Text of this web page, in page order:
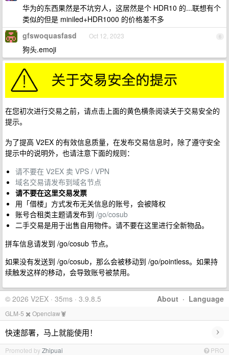
华为的东西果然是不坑穷人，这居然是个 HDR10 的...联想有个
类似的但是 miniled+HDR1000 的价格差不多
6
gfswoquasfasd Oct 12, 2023
狗头.emoji
在您初次进行交易之前，请点击上面的黄色横条阅读关于交易安全的
提示。
为了提高 V2EX 的有效信息质量，在发布交易信息时，除了遵守安全
提示中的说明外，也请注意下面的规则：
请不要在 V2EX 卖 VPS / VPN
域名交易请发布到域名节点
请不要在这里交易发票
用「借楼」方式发布无关信息的账号，会被降权
账号合租类主题请发布到 /go/cosub
二手交易是用于出售自用物件。请不要在这里进行全新物品。
拼车信息请发到 /go/cosub 节点。
如果没有发送到 /go/cosub，那么会被移动到 /go/pointless。如果持
续触发这样的移动，会导致账号被禁用。
About · Language
© 2026 V2EX · 35ms · 3.9.8.5
GLM-5 ✖️ Openclaw🦞
快速部署，马上就能使用！ ›
Promoted byZhipuai PRO